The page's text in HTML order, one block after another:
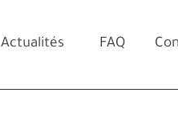
Actualités FAQ